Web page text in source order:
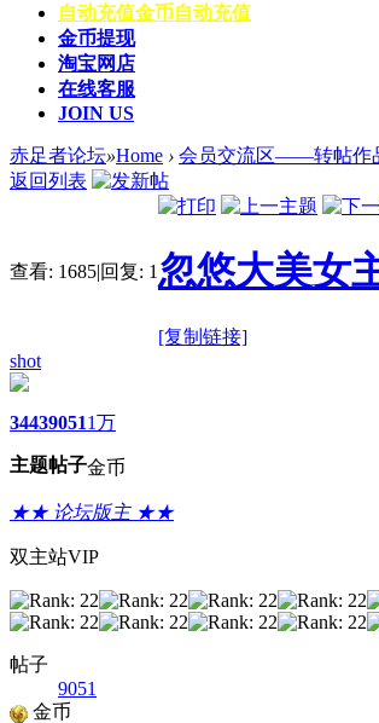
自动充值金币自动充值
金币提现
淘宝网店
在线客服
JOIN US
赤足者论坛»Home › 会员交流区——转帖作
返回列表
查看: 1685|回复: 1忽悠大美女
[复制链接]
shot
3443
主题
9051
帖子
1万
金币
★★ 论坛版主 ★★
双主站VIP
帖子
9051
金币